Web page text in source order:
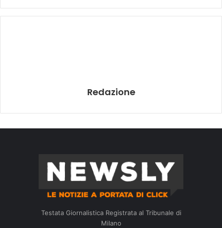
Redazione
Testata Giornalistica Registrata al Tribunale di
Milano